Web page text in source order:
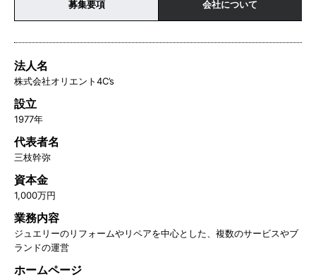
募集要項 会社について
法人名
株式会社オリエント4C’s
設立
1977年
代表者名
三枝幹弥
資本金
1,000万円
業務内容
ジュエリーのリフォームやリペアを中心とした、複数のサービスやブ
ランドの運営
ホームページ